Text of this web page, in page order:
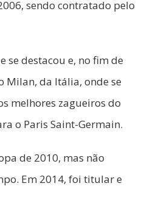
sendo contratado pelo
se destacou e, no fim de
Milan, da Itália, onde se
melhores zagueiros do
o Paris Saint-Germain.
de 2010, mas não
Em 2014, foi titular e